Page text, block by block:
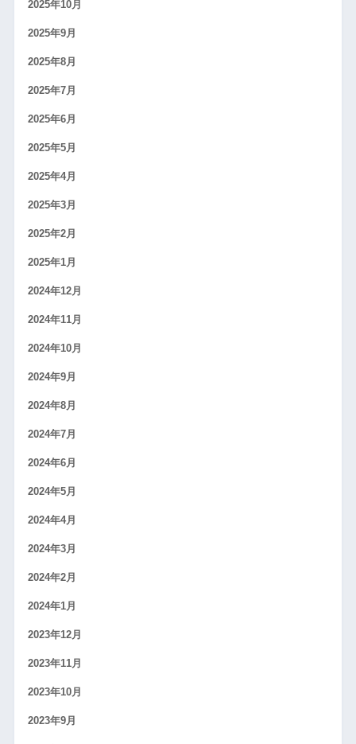
2025年10月
2025年9月
2025年8月
2025年7月
2025年6月
2025年5月
2025年4月
2025年3月
2025年2月
2025年1月
2024年12月
2024年11月
2024年10月
2024年9月
2024年8月
2024年7月
2024年6月
2024年5月
2024年4月
2024年3月
2024年2月
2024年1月
2023年12月
2023年11月
2023年10月
2023年9月